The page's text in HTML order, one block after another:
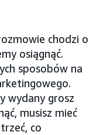
chodzi o
osiągnąć.
sposobów na
wydany grosz
musisz mieć
co